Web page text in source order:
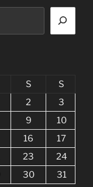
S
S
2
3
9
10
16
17
23
24
30
31